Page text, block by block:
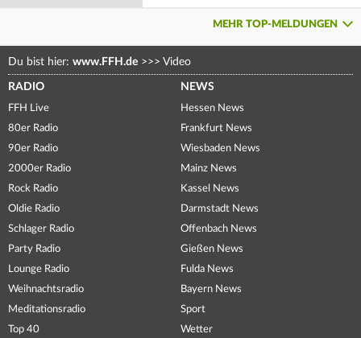
MEHR TOP-MELDUNGEN
Du bist hier: www.FFH.de >>> Video
RADIO
FFH Live
80er Radio
90er Radio
2000er Radio
Rock Radio
Oldie Radio
Schlager Radio
Party Radio
Lounge Radio
Weihnachtsradio
Meditationsradio
Top 40
NEWS
Hessen News
Frankfurt News
Wiesbaden News
Mainz News
Kassel News
Darmstadt News
Offenbach News
Gießen News
Fulda News
Bayern News
Sport
Wetter